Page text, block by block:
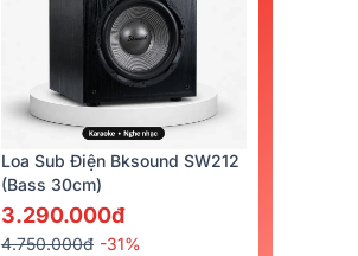
Loa Sub Điện Bksound SW212
(bass 30cm)
3.290.000đ
4.750.000đ -31%